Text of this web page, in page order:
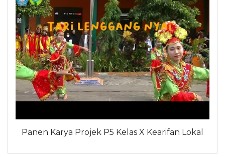
Panen Karya Projek P5 Kelas X Kearifan Lokal